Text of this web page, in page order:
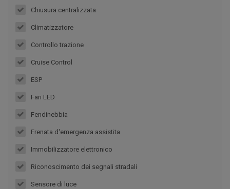
Chiusura centralizzata
Climatizzatore
Controllo trazione
Cruise Control
ESP
Fari LED
Fendinebbia
Frenata d'emergenza assistita
Immobilizzatore elettronico
Riconoscimento dei segnali stradali
Sensore di luce